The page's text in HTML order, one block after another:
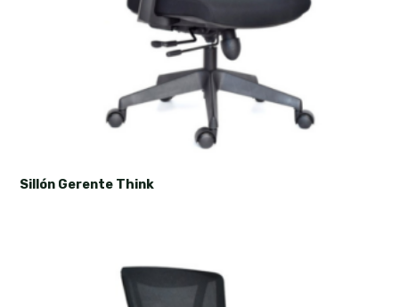
Sillón Gerente Think